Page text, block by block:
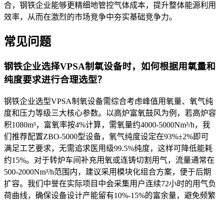
合，钢铁企业能够更精细地管控气体成本，提升整体能源利用
效率，从而在激烈的市场竞争中夯实基础竞争力。
常见问题
钢铁企业选择VPSA制氧设备时，如何根据用氧量和
纯度要求进行合理选型？
钢铁企业选型VPSA制氧设备需综合考虑峰值用氧量、氧气纯
度和压力等级三大核心参数。以高炉富氧鼓风为例，若高炉容
积1080m³，富氧率按4%计算，需氧量约4000-5000Nm³/h，我
们推荐配置ZBO-5000型设备，氧气纯度设定在93%±2%即可
满足工艺要求，无需追求医用级99.5%纯度，这样可降低能耗
约15%。对于转炉车间补充用氧或连铸切割用气，流量通常在
500-2000Nm³/h范围内，建议采用模块化组合方案，便于后期
扩容。我们中誉在实际项目中会采集用户连续72小时的用气负
荷曲线，确保设备设计产能留有10%-15%的富余量，避免频繁